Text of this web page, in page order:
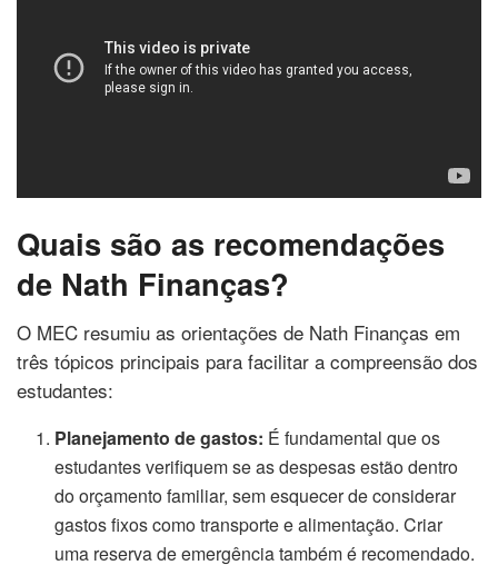
Quais são as recomendações
de Nath Finanças?
O MEC resumiu as orientações de Nath Finanças em
três tópicos principais para facilitar a compreensão dos
estudantes:
Planejamento de gastos: É fundamental que os
estudantes verifiquem se as despesas estão dentro
do orçamento familiar, sem esquecer de considerar
gastos fixos como transporte e alimentação. Criar
uma reserva de emergência também é recomendado.